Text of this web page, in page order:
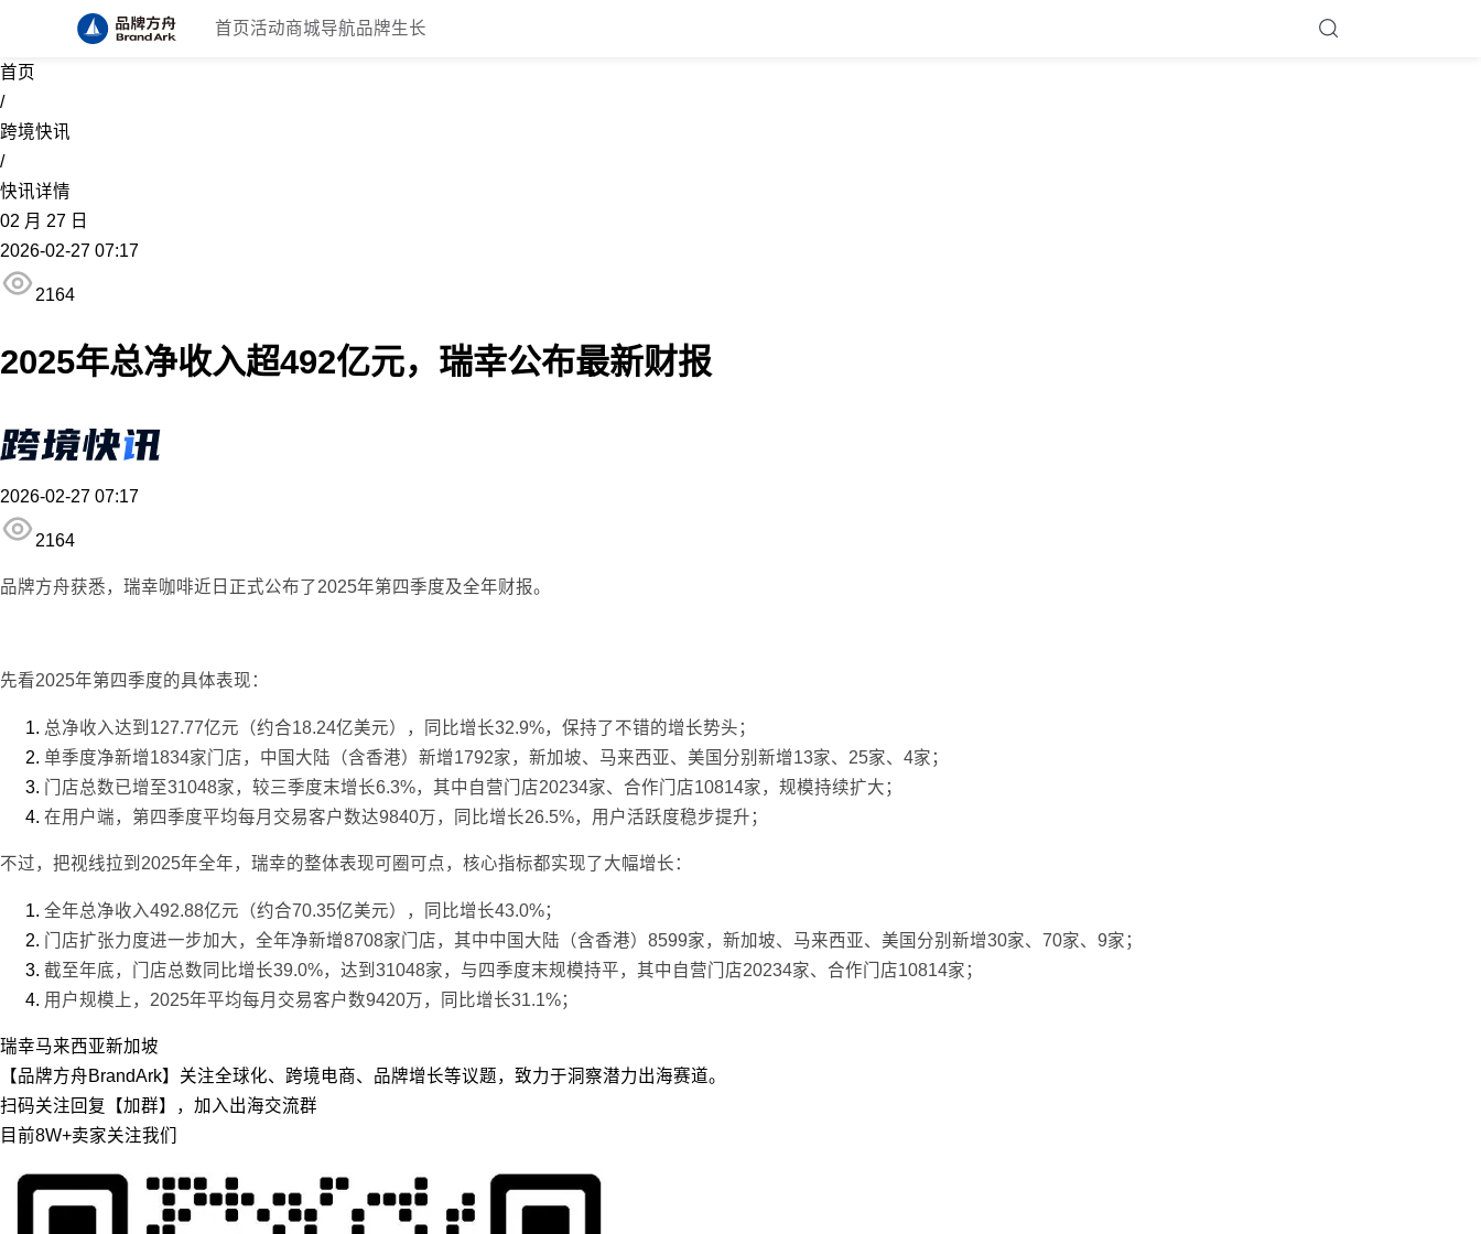
首页 活动商城导航品牌生长
首页
/
跨境快讯
/
快讯详情
02 月 27 日
2026-02-27 07:17
2164
2025年总净收入超492亿元，瑞幸公布最新财报
2026-02-27 07:17
2164
品牌方舟获悉，瑞幸咖啡近日正式公布了2025年第四季度及全年财报。
先看2025年第四季度的具体表现：
总净收入达到127.77亿元（约合18.24亿美元），同比增长32.9%，保持了不错的增长势头；
单季度净新增1834家门店，中国大陆（含香港）新增1792家，新加坡、马来西亚、美国分别新增13家、25家、4家；
门店总数已增至31048家，较三季度末增长6.3%，其中自营门店20234家、合作门店10814家，规模持续扩大；
在用户端，第四季度平均每月交易客户数达9840万，同比增长26.5%，用户活跃度稳步提升；
不过，把视线拉到2025年全年，瑞幸的整体表现可圈可点，核心指标都实现了大幅增长：
全年总净收入492.88亿元（约合70.35亿美元），同比增长43.0%；
门店扩张力度进一步加大，全年净新增8708家门店，其中中国大陆（含香港）8599家，新加坡、马来西亚、美国分别新增30家、70家、9家；
截至年底，门店总数同比增长39.0%，达到31048家，与四季度末规模持平，其中自营门店20234家、合作门店10814家；
用户规模上，2025年平均每月交易客户数9420万，同比增长31.1%；
瑞幸马来西亚新加坡
【品牌方舟BrandArk】关注全球化、跨境电商、品牌增长等议题，致力于洞察潜力出海赛道。
扫码关注回复【加群】，加入出海交流群
目前8W+卖家关注我们